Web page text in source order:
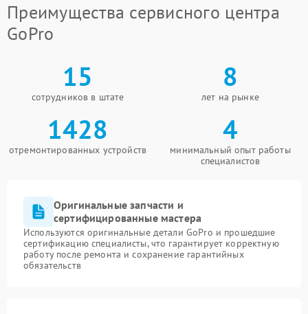
Преимущества сервисного центра
GoPro
15
сотрудников в штате
8
лет на рынке
1428
отремонтированных устройств
4
минимальный опыт работы
специалистов
Оригинальные запчасти и
сертифицированные мастера
Используются оригинальные детали GoPro и прошедшие
сертификацию специалисты, что гарантирует корректную
работу после ремонта и сохранение гарантийных
обязательств